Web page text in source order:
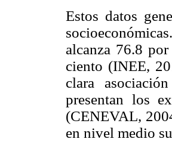
Estos datos
alcanza 76.8
ciento (INEE,
clara
presentan los
(CENEVAL,
en nivel medio